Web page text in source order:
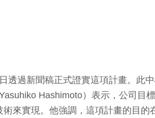
透過新聞稿正式證實這項計畫。此
Hashimoto）表示，公司目
來實現。他強調，這項計畫的目的